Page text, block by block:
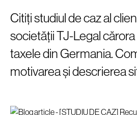
Citiți studiul de caz al
societății TJ-Legal
taxele din Germania.
motivarea și descrierea